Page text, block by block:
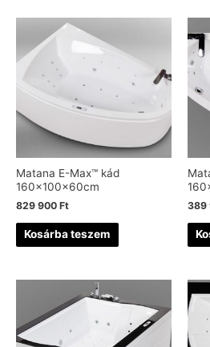
Matana E-Max™ kád
160x100x60cm
829 900 Ft
Kosárba teszem
389